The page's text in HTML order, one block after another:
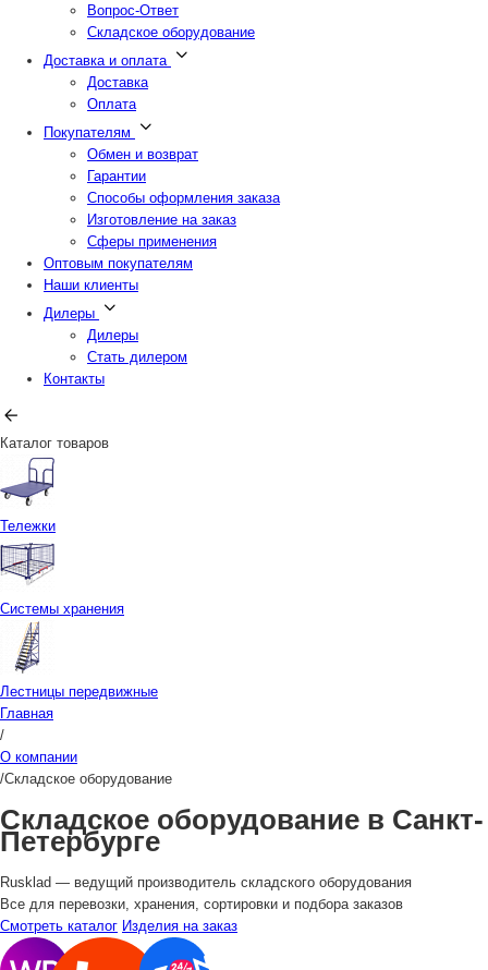
Вопрос-Ответ
Складское оборудование
Доставка и оплата
Доставка
Оплата
Покупателям
Обмен и возврат
Гарантии
Способы оформления заказа
Изготовление на заказ
Сферы применения
Оптовым покупателям
Наши клиенты
Дилеры
Дилеры
Стать дилером
Контакты
Каталог товаров
Тележки
Системы хранения
Лестницы передвижные
Главная
/
О компании
/Складское оборудование
Складское оборудование в Санкт-
Петербурге
Rusklad — ведущий производитель складского оборудования
Все для перевозки, хранения, сортировки и подбора заказов
Смотреть каталог Изделия на заказ